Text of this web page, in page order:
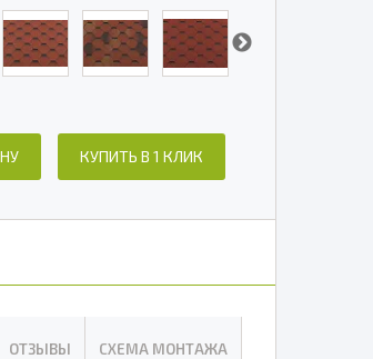
КУПИТЬ В 1 КЛИК
ОТЗЫВЫ СХЕМА МОНТАЖА